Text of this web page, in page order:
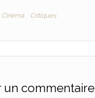
Cinéma Critiques
un commentaire